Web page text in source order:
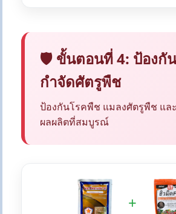
🛡️ ขั้นตอนที่ 4: ป้องกั
กำจัดศัตรูพืช
ป้องกันโรคพืช แมลงศัตรูพืช แล
ผลผลิตที่สมบูรณ์
+